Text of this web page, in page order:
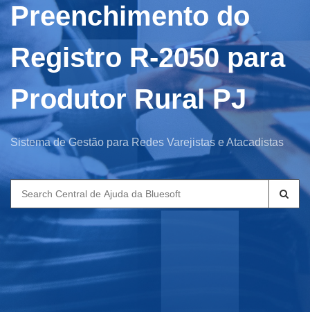
Preenchimento do
Registro R-2050 para
Produtor Rural PJ
Sistema de Gestão para Redes Varejistas e Atacadistas
Search
for: